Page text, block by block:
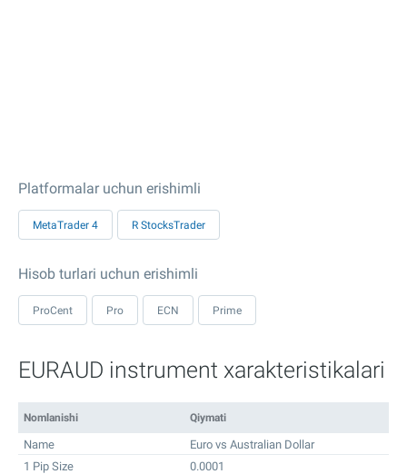
Platformalar uchun erishimli
MetaTrader 4 R StocksTrader
Hisob turlari uchun erishimli
ProCent Pro ECN Prime
EURAUD instrument xarakteristikalari
Nomlanishi Qiymati
Name
Euro vs Australian Dollar
1 Pip Size
0.0001